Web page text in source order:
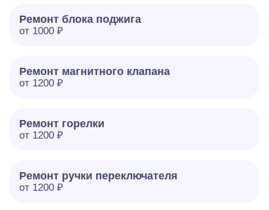
Ремонт блока поджига
от 1000 ₽
Ремонт магнитного клапана
от 1200 ₽
Ремонт горелки
от 1200 ₽
Ремонт ручки переключателя
от 1200 ₽